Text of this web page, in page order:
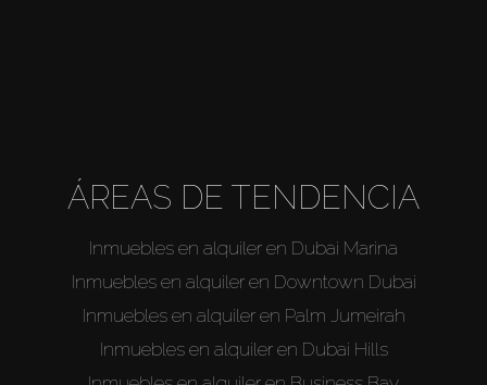
ÁREAS DE TENDENCIA
Inmuebles en alquiler en Dubai Marina
Inmuebles en alquiler en Downtown Dubai
Inmuebles en alquiler en Palm Jumeirah
Inmuebles en alquiler en Dubai Hills